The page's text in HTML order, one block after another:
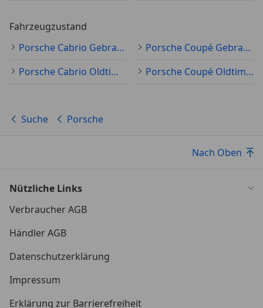
Fahrzeugzustand
Porsche Cabrio Gebraucht
Porsche Coupé Gebraucht
Porsche Cabrio Oldtimer
Porsche Coupé Oldtimer
Suche Porsche
Nach Oben
Nützliche Links
Verbraucher AGB
Händler AGB
Datenschutzerklärung
Impressum
Erklärung zur Barrierefreiheit